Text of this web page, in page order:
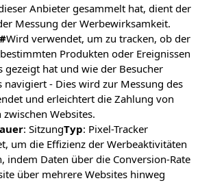
Anbieter gesammelt hat, dient der
Messung der Werbewirksamkeit.
Wird verwendet, um zu tracken, ob der
Produkten oder Ereignissen
gezeigt hat und wie der Besucher
navigiert - Dies wird zur Messung des
und erleichtert die Zahlung von
Websites.
: SitzungTyp: Pixel-Tracker
um die Effizienz der Werbeaktivitäten
indem Daten über die Conversion-Rate
über mehrere Websites hinweg